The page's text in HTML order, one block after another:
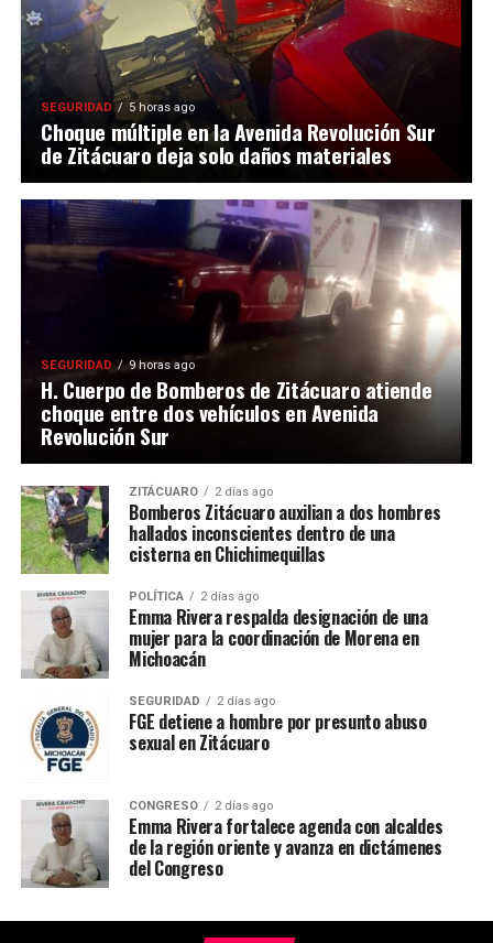
SEGURIDAD 5 horas ago
Choque múltiple en la Avenida Revolución Sur
de Zitácuaro deja solo daños materiales
SEGURIDAD 9 horas ago
H. Cuerpo de Bomberos de Zitácuaro atiende
choque entre dos vehículos en Avenida
Revolución Sur
ZITÁCUARO 2 días ago
Bomberos Zitácuaro auxilian a dos hombres
hallados inconscientes dentro de una
cisterna en Chichimequillas
POLÍTICA 2 días ago
Emma Rivera respalda designación de una
mujer para la coordinación de Morena en
Michoacán
SEGURIDAD 2 días ago
FGE detiene a hombre por presunto abuso
sexual en Zitácuaro
CONGRESO 2 días ago
Emma Rivera fortalece agenda con alcaldes
de la región oriente y avanza en dictámenes
del Congreso